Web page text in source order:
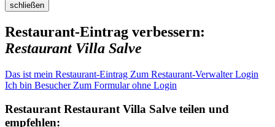
schließen
Restaurant-Eintrag verbessern:
Restaurant Villa Salve
Das ist mein Restaurant-Eintrag Zum Restaurant-Verwalter Login
Ich bin Besucher Zum Formular ohne Login
Restaurant Restaurant Villa Salve teilen und
empfehlen: